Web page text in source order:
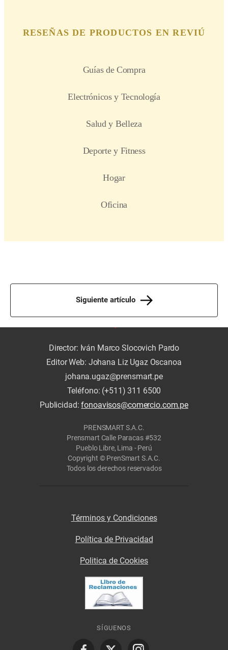
Siguiente artículo
Director: Iván Marco Slocovich Pardo
Editor Web: Johana Liz Ugaz Oscanoa
johana.ugaz@prensmart.pe
Teléfono: (+511) 311 6500
Publicidad:fonoavisos@comercio.com.pe
PRENSMART S.A.C.
Prensmart Calle Paracas #532
Pueblo Libre, Lima - Perú
Copyright © PrenSmart S.A.C.
Todos los derechos reservados
Términos y Condiciones
Política de Privacidad
Politica de Cookies
SÍGUENOS